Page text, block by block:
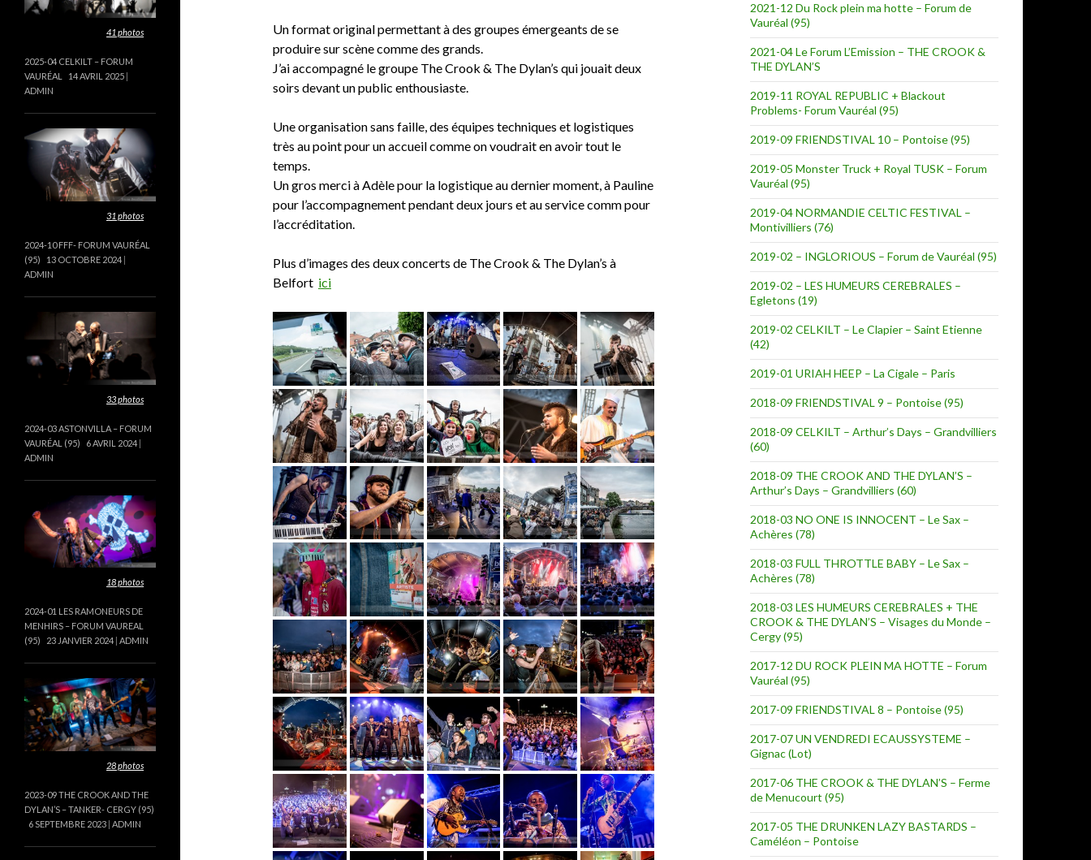
Un format original permettant à des groupes émergeants de se
produire sur scène comme des grands.
J’ai accompagné le groupe The Crook & The Dylan’s qui jouait deux
soirs devant un public enthousiaste.
Une organisation sans faille, des équipes techniques et logistiques
très au point pour un accueil comme on voudrait en avoir tout le
temps.
Un gros merci à Adèle pour la logistique au dernier moment, à Pauline
pour l’accompagnement pendant deux jours et au service comm pour
l’accréditation.
Plus d’images des deux concerts de The Crook & The Dylan’s à
Belfort ici
2021-12 Du Rock plein ma hotte – Forum de
Vauréal (95)
2021-04 Le Forum L’Emission – THE CROOK &
THE DYLAN’S
2019-11 ROYAL REPUBLIC + Blackout
Problems- Forum Vauréal (95)
2019-09 FRIENDSTIVAL 10 – Pontoise (95)
2019-05 Monster Truck + Royal TUSK – Forum
Vauréal (95)
2019-04 NORMANDIE CELTIC FESTIVAL –
Montivilliers (76)
2019-02 – INGLORIOUS – Forum de Vauréal (95)
2019-02 – LES HUMEURS CEREBRALES –
Egletons (19)
2019-02 CELKILT – Le Clapier – Saint Etienne
(42)
2019-01 URIAH HEEP – La Cigale – Paris
2018-09 FRIENDSTIVAL 9 – Pontoise (95)
2018-09 CELKILT – Arthur’s Days – Grandvilliers
(60)
2018-09 THE CROOK AND THE DYLAN’S –
Arthur’s Days – Grandvilliers (60)
2018-03 NO ONE IS INNOCENT – Le Sax –
Achères (78)
2018-03 FULL THROTTLE BABY – Le Sax –
Achères (78)
2018-03 LES HUMEURS CEREBRALES + THE
CROOK & THE DYLAN’S – Visages du Monde –
Cergy (95)
2017-12 DU ROCK PLEIN MA HOTTE – Forum
Vauréal (95)
2017-09 FRIENDSTIVAL 8 – Pontoise (95)
2017-07 UN VENDREDI ECAUSSYSTEME –
Gignac (Lot)
2017-06 THE CROOK & THE DYLAN’S – Ferme
de Menucourt (95)
2017-05 THE DRUNKEN LAZY BASTARDS –
Caméléon – Pontoise
41 photos
2025-04 CELKILT – FORUM
VAURÉAL
14 AVRIL 2025
ADMIN
31 photos
2024-10 FFF- FORUM VAURÉAL
(95)
13 OCTOBRE 2024
ADMIN
33 photos
2024-03 ASTONVILLA – FORUM
VAURÉAL (95)
6 AVRIL 2024
ADMIN
18 photos
2024-01 LES RAMONEURS DE
MENHIRS – FORUM VAUREAL
(95)
23 JANVIER 2024 ADMIN
28 photos
2023-09 THE CROOK AND THE
DYLAN’S – TANKER- CERGY (95)
6 SEPTEMBRE 2023 ADMIN